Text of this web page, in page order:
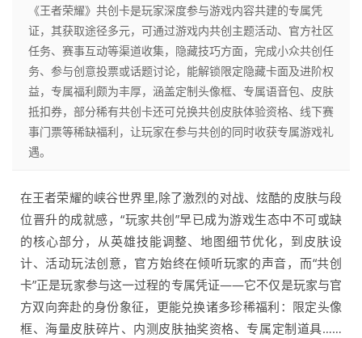
《王者荣耀》共创卡是玩家深度参与游戏内容共建的专属凭
证，其获取途径多元，可通过游戏内共创主题活动、官方社区
任务、赛事互动等渠道收集，隐藏技巧方面，完成小众共创任
务、参与创意投票或话题讨论，能解锁限定隐藏卡面及进阶权
益，专属福利颇为丰厚，涵盖定制头像框、专属语音包、皮肤
抵扣券，部分稀有共创卡还可兑换共创皮肤体验资格、线下赛
事门票等稀缺福利，让玩家在参与共创的同时收获专属游戏礼
遇。
在王者荣耀的峡谷世界里,除了激烈的对战、炫酷的皮肤与段
位晋升的成就感，“玩家共创”早已成为游戏生态中不可或缺
的核心部分，从英雄技能调整、地图细节优化，到皮肤设
计、活动玩法创意，官方始终在倾听玩家的声音，而“共创
卡”正是玩家参与这一过程的专属凭证——它不仅是玩家与官
方双向奔赴的身份象征，更能兑换诸多珍稀福利：限定头像
框、海量皮肤碎片、内测皮肤抽奖资格、专属定制道具……